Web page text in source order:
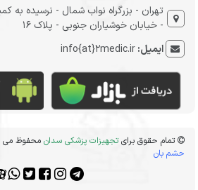
تهران - بزرگراه نواب شمال - نرسیده به
- خیابان خوشیاران جنوبی - پلاک 16
ایمیل:info{at}2medic.ir
تمام حقوق برایتجهیزات پزشکی سدان محفوظ می
حشم بان